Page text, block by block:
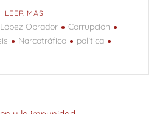
LEER MÁS
Obrador
Corrupción
Narcotráfico
política